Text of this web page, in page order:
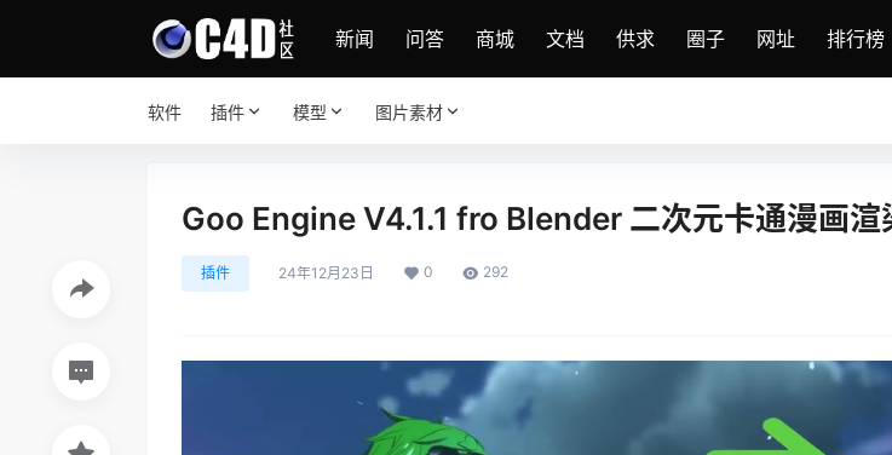
新闻 问答 商城 文档 供求 圈子 网址 排行榜
软件 插件 模型 图片素材
Goo Engine V4.1.1 fro Blender 二次元卡通漫画渲
插件 24年12月23日 0 292